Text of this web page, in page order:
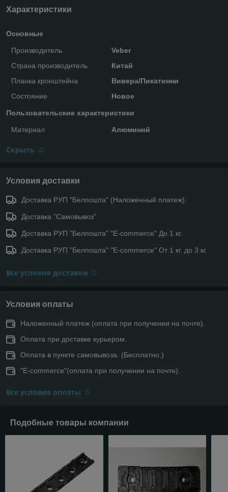
Характеристики
Основные
Производитель
Veber
Страна производитель
Китай
Планка кронштейна
Вивера/Пикатинни
Состояние
Новое
Пользовательские характеристики
Материал Алюминий
Скрыть
Условия доставки
Доставка РУП "Белпошта" (Наложенный платеж).
Доставка "Самовывоз"
Доставка РУП "Белпошта" "E-commerce" До 1 кг.
Доставка РУП "Белпошта" "E-commerce" От 1 кг. до 3 кг.
Все условия доставки
Условия оплаты
Наложенный платеж (оплата при получении на почте).
Оплата при доставке курьером.
Оплата в пункте самовывоза. (Бесплатно.)
"E-commerce"(оплата при получении на почте).
Все условия оплаты
Подобные товары компании